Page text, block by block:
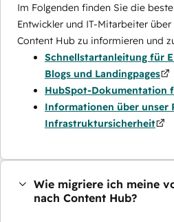
Im Folgenden finden Sie die
Entwickler und IT-Mitarbeiter
Content Hub zu informieren und
Schnellstartanleitung für
Blogs und Landingpages
HubSpot-Dokumentation
Informationen über unser
Infrastruktursicherheit
Wie migriere ich meine
nach Content Hub?